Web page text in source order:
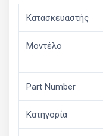
Κατασκευαστής
Μοντέλο
Part Number
Κατηγορία